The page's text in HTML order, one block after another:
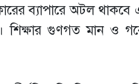
ব্যাপারে অটল থাকবে
শিক্ষার গুণগত মান ও